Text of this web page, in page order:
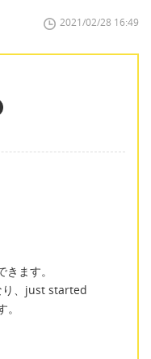
2021/02/28 16:49
ます。
り、just started